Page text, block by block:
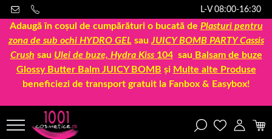
L-V 08:00-16:30
Adaugă în coșul de cumpărături o bucată de Plasturi pentru
zona de sub ochi HYDRO GEL sau JUICY BOMB PARTY Cassis
Crush sau Ulei de buze, Hydra Kiss 104sau Balsam de buze
Glossy Butter Balm JUICY BOMB și Multe alte Produse
beneficiezi de transport gratuit la Fanbox & Easybox!